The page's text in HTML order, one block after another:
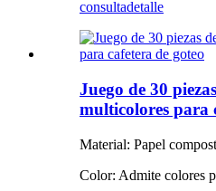
consultadetalle
Juego de 30
multicolores para
Material: Papel
Color: Admite colores